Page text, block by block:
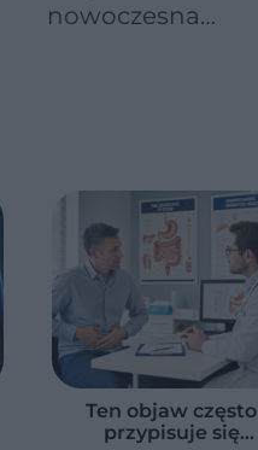
nowoczesna
Ten objaw często
przypisuje się